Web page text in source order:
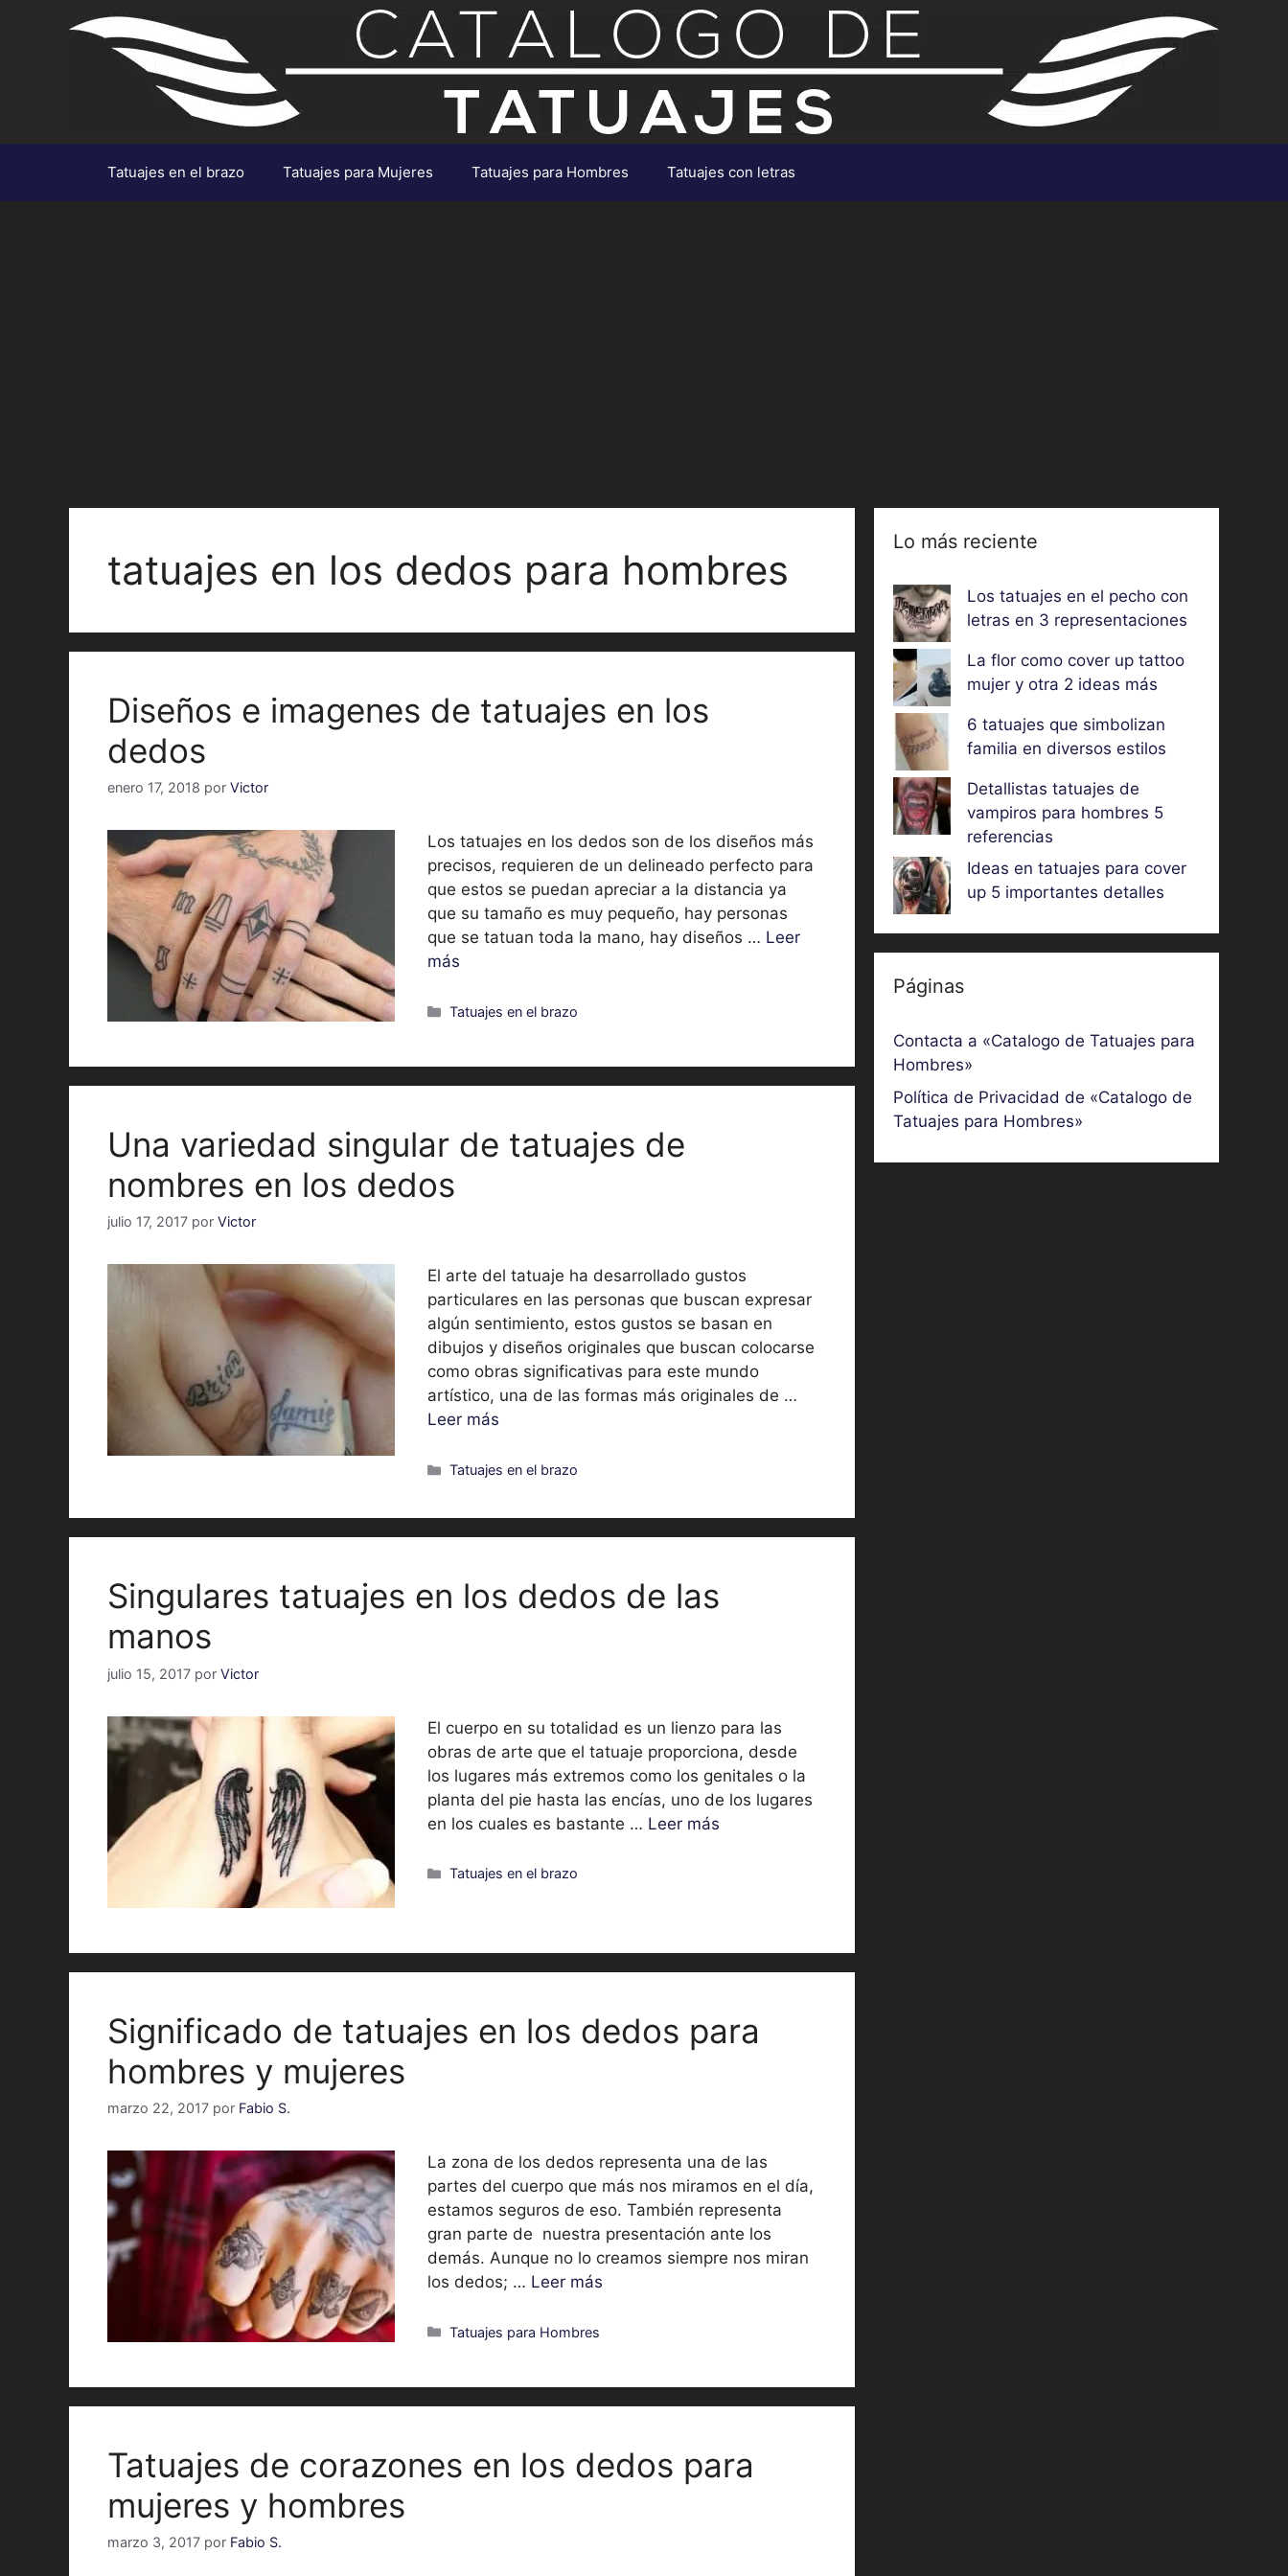
Tatuajes en el brazo Tatuajes para Mujeres Tatuajes para Hombres Tatuajes con letras
tatuajes en los dedos para hombres
Diseños e imagenes de tatuajes en los
dedos
enero 17, 2018 por Victor
Los tatuajes en los dedos son de los diseños más
precisos, requieren de un delineado perfecto para
que estos se puedan apreciar a la distancia ya
que su tamaño es muy pequeño, hay personas
que se tatuan toda la mano, hay diseños … Leer
más
Categorías
Tatuajes en el brazo
Una variedad singular de tatuajes de
nombres en los dedos
julio 17, 2017 por Victor
El arte del tatuaje ha desarrollado gustos
particulares en las personas que buscan expresar
algún sentimiento, estos gustos se basan en
dibujos y diseños originales que buscan colocarse
como obras significativas para este mundo
artístico, una de las formas más originales de …
Leer más
Categorías
Tatuajes en el brazo
Singulares tatuajes en los dedos de las
manos
julio 15, 2017 por Victor
El cuerpo en su totalidad es un lienzo para las
obras de arte que el tatuaje proporciona, desde
los lugares más extremos como los genitales o la
planta del pie hasta las encías, uno de los lugares
en los cuales es bastante … Leer más
Categorías
Tatuajes en el brazo
Significado de tatuajes en los dedos para
hombres y mujeres
marzo 22, 2017 por Fabio S.
La zona de los dedos representa una de las
partes del cuerpo que más nos miramos en el día,
estamos seguros de eso. También representa
gran parte de nuestra presentación ante los
demás. Aunque no lo creamos siempre nos miran
los dedos; … Leer más
Categorías
Tatuajes para Hombres
Tatuajes de corazones en los dedos para
mujeres y hombres
marzo 3, 2017 por Fabio S.
Lo más reciente
Los tatuajes en el pecho con
letras en 3 representaciones
La flor como cover up tattoo
mujer y otra 2 ideas más
6 tatuajes que simbolizan
familia en diversos estilos
Detallistas tatuajes de
vampiros para hombres 5
referencias
Ideas en tatuajes para cover
up 5 importantes detalles
Páginas
Contacta a «Catalogo de Tatuajes para
Hombres»
Política de Privacidad de «Catalogo de
Tatuajes para Hombres»